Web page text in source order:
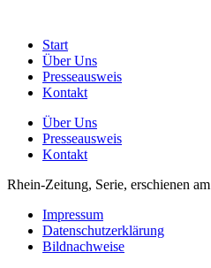
Start
Über Uns
Presseausweis
Kontakt
Über Uns
Presseausweis
Kontakt
Rhein-Zeitung, Serie, erschienen
Impressum
Datenschutzerklärung
Bildnachweise